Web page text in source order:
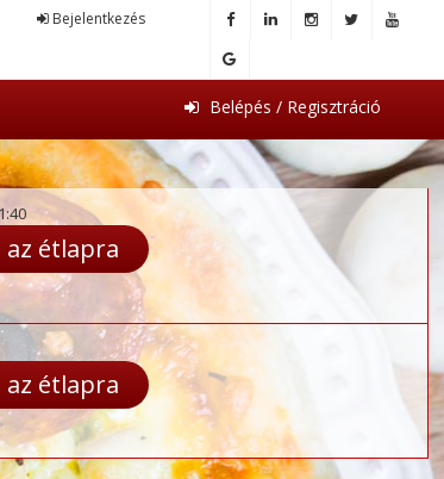
Bejelentkezés
Belépés / Regisztráció
étlapra
étlapra